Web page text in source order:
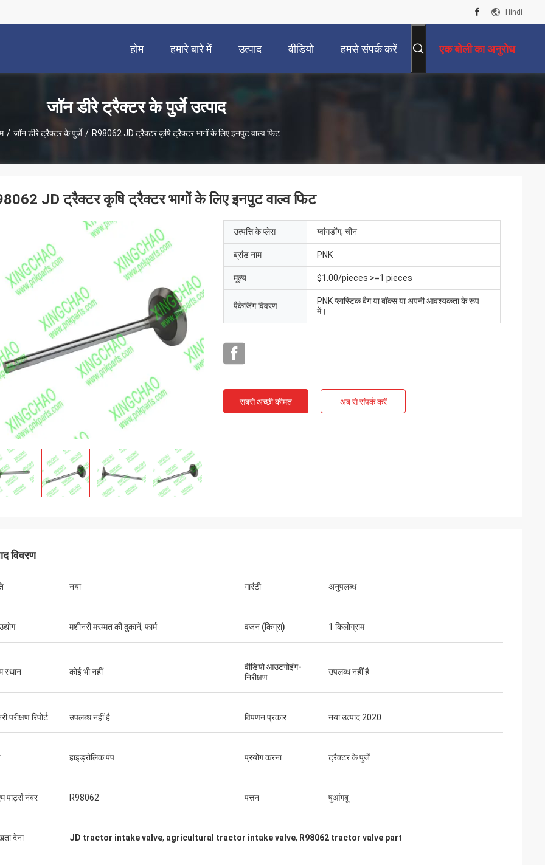
Hindi
होम हमारे बारे में उत्पाद वीडियो हमसे संपर्क करें एक बोली का अनुरोध
जॉन डीरे ट्रैक्टर के पुर्जे उत्पाद
/ जॉन डीरे ट्रैक्टर के पुर्जे / R98062 JD ट्रैक्टर कृषि ट्रैक्टर भागों के लिए इनपुट वाल्व फिट
JD ट्रैक्टर कृषि ट्रैक्टर भागों के लिए इनपुट वाल्व फिट
उत्पत्ति के प्लेस ग्वांगडोंग, चीन
ब्रांड नाम PNK
मूल्य $1.00/pieces >=1 pieces
पैकेजिंग विवरण
PNK प्लास्टिक बैग या बॉक्स या अपनी आवश्यकता के रूप
में।
सबसे अच्छी कीमत अब से संपर्क करें
विवरण
नया गारंटी अनुपलब्ध
मशीनरी मरम्मत की दुकानें, फार्म वजन (किग्रा) 1 किलोग्राम
स्थान कोई भी नहीं
वीडियो आउटगोइंग-
निरीक्षण
उपलब्ध नहीं है
परीक्षण रिपोर्ट उपलब्ध नहीं है विपणन प्रकार नया उत्पाद 2020
हाइड्रोलिक पंप प्रयोग करना ट्रैक्टर के पुर्जे
पार्ट्स नंबर R98062 पत्तन षुआंगबू
देना JD tractor intake valve, agricultural tractor intake valve, R98062 tractor valve part